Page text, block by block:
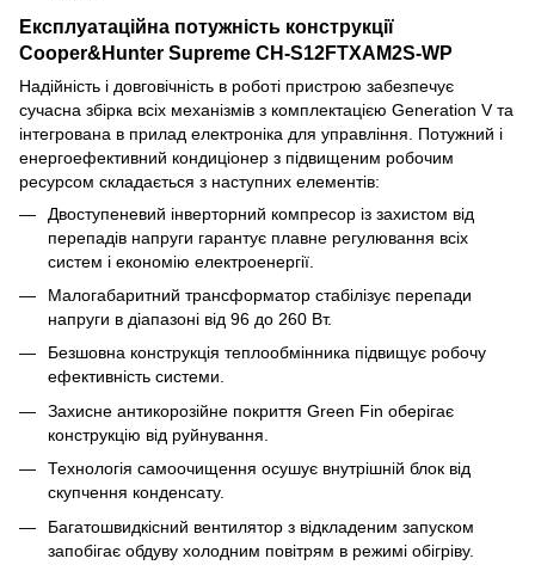
Експлуатаційна потужність конструкції
Cooper&Hunter Supreme CH-S12FTXAM2S-WP
Надійність і довговічність в роботі пристрою забезпечує
сучасна збірка всіх механізмів з комплектацією Generation V та
інтегрована в прилад електроніка для управління. Потужний і
енергоефективний кондиціонер з підвищеним робочим
ресурсом складається з наступних елементів:
Двоступеневий інверторний компресор із захистом від
перепадів напруги гарантує плавне регулювання всіх
систем і економію електроенергії.
Малогабаритний трансформатор стабілізує перепади
напруги в діапазоні від 96 до 260 Вт.
Безшовна конструкція теплообмінника підвищує робочу
ефективність системи.
Захисне антикорозійне покриття Green Fin оберігає
конструкцію від руйнування.
Технологія самоочищення осушує внутрішній блок від
скупчення конденсату.
Багатошвидкісний вентилятор з відкладеним запуском
запобігає обдуву холодним повітрям в режимі обігріву.